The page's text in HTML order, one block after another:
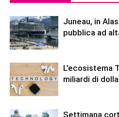
Juneau, in
pubblica ad
L’ecosistema
miliardi di
Settimana